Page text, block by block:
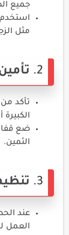
جميع
مثل
2.
تأكد
الكبيرة
ضع
الثمين.
3.
عند
العمل